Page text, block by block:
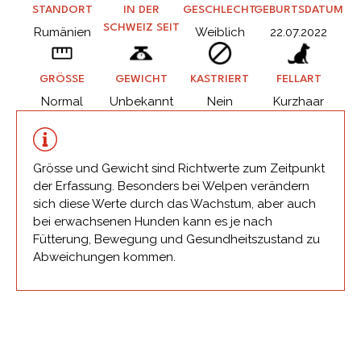
STANDORT
Rumänien
IN DER
SCHWEIZ SEIT
GESCHLECHT
Weiblich
GEBURTSDATUM
22.07.2022
GRÖSSE
Normal
GEWICHT
Unbekannt
KASTRIERT
Nein
FELLART
Kurzhaar
Grösse und Gewicht sind Richtwerte zum Zeitpunkt
der Erfassung. Besonders bei Welpen verändern
sich diese Werte durch das Wachstum, aber auch
bei erwachsenen Hunden kann es je nach
Fütterung, Bewegung und Gesundheitszustand zu
Abweichungen kommen.